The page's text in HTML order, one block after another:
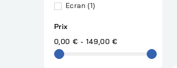
Ecran (1)
Prix
0,00 € - 149,00 €